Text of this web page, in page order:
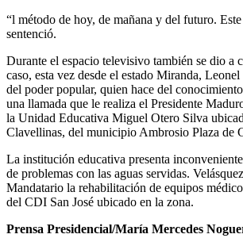
“l método de hoy, de mañana y del futuro.
sentenció.
Durante el espacio televisivo también se dio a
caso, esta vez desde el estado Miranda,
del poder popular, quien hace del
una llamada que le realiza el Presidente
la Unidad Educativa Miguel Otero Silva
Clavellinas, del municipio Ambrosio Plaza de
La institución educativa presenta
de problemas con las aguas servidas.
Mandatario la rehabilitación de equipos
del CDI San José ubicado en la zona.
Prensa Presidencial/María Mercedes